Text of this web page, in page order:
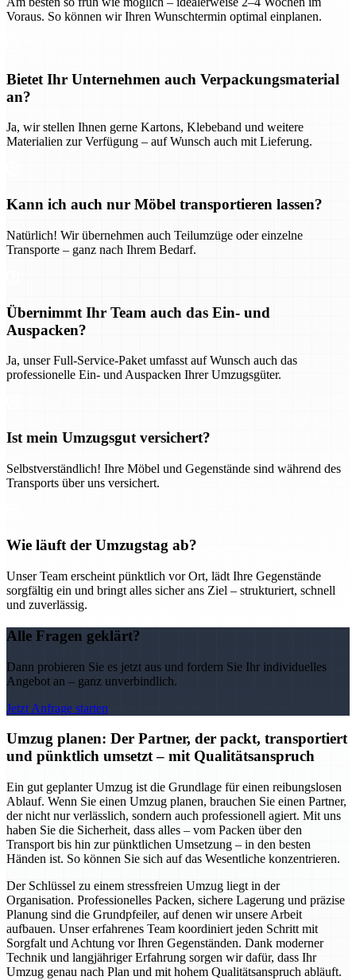
Voraus. So können wir Ihren Wunschtermin optimal einplanen.
Bietet Ihr Unternehmen auch Verpackungsmaterial
an?
Ja, wir stellen Ihnen gerne Kartons, Klebeband und weitere
Materialien zur Verfügung – auf Wunsch auch mit Lieferung.
Kann ich auch nur Möbel transportieren lassen?
Natürlich! Wir übernehmen auch Teilumzüge oder einzelne
Transporte – ganz nach Ihrem Bedarf.
Übernimmt Ihr Team auch das Ein- und
Auspacken?
Ja, unser Full-Service-Paket umfasst auf Wunsch auch das
professionelle Ein- und Auspacken Ihrer Umzugsgüter.
Ist mein Umzugsgut versichert?
Selbstverständlich! Ihre Möbel und Gegenstände sind während des
Transports über uns versichert.
Wie läuft der Umzugstag ab?
Unser Team erscheint pünktlich vor Ort, lädt Ihre Gegenstände
sorgfältig ein und bringt alles sicher ans Ziel – strukturiert, schnell
und zuverlässig.
Alle Fragen geklärt?
Dann probieren Sie es jetzt aus und fordern Sie Ihr individuelles
Angebot an – ganz unverbindlich.
Jetzt Anfrage starten
Umzug planen: Der Partner, der packt, transportiert
und pünktlich umsetzt – mit Qualitätsanspruch
Ein gut geplanter Umzug ist die Grundlage für einen reibungslosen
Ablauf. Wenn Sie einen Umzug planen, brauchen Sie einen Partner,
der nicht nur verlässlich, sondern auch professionell agiert. Mit uns
haben Sie die Sicherheit, dass alles – vom Packen über den
Transport bis hin zur pünktlichen Umsetzung – in den besten
Händen ist. So können Sie sich auf das Wesentliche konzentrieren.
Der Schlüssel zu einem stressfreien Umzug liegt in der
Organisation. Professionelles Packen, sichere Lagerung und präzise
Planung sind die Grundpfeiler, auf denen wir unsere Arbeit
aufbauen. Unser erfahrenes Team koordiniert jeden Schritt mit
Sorgfalt und Achtung vor Ihren Gegenständen. Dank moderner
Technik und langjähriger Erfahrung sorgen wir dafür, dass Ihr
Umzug genau nach Plan und mit hohem Qualitätsanspruch abläuft.